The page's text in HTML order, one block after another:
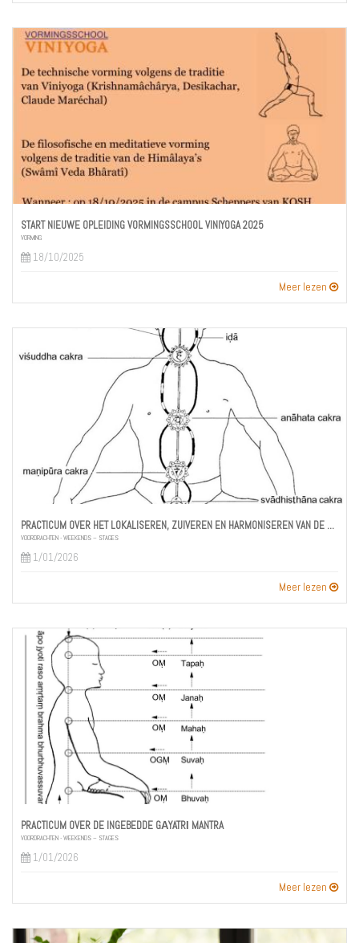
START NIEUWE OPLEIDING VORMINGSSCHOOL VINIYOGA 2025
VORMING
18/10/2025
Meer lezen
PRACTICUM OVER HET LOKALISEREN, ZUIVEREN EN HARMONISEREN VAN DE CHAKRA’S
VOORDRACHTEN - WEEKENDS – STAGES
1/01/2026
Meer lezen
PRACTICUM OVER DE INGEBEDDE GĀYATRĪ MANTRA
VOORDRACHTEN - WEEKENDS – STAGES
1/01/2026
Meer lezen